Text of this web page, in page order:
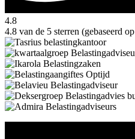
4.8
4.8 van de 5 sterren (gebaseerd op